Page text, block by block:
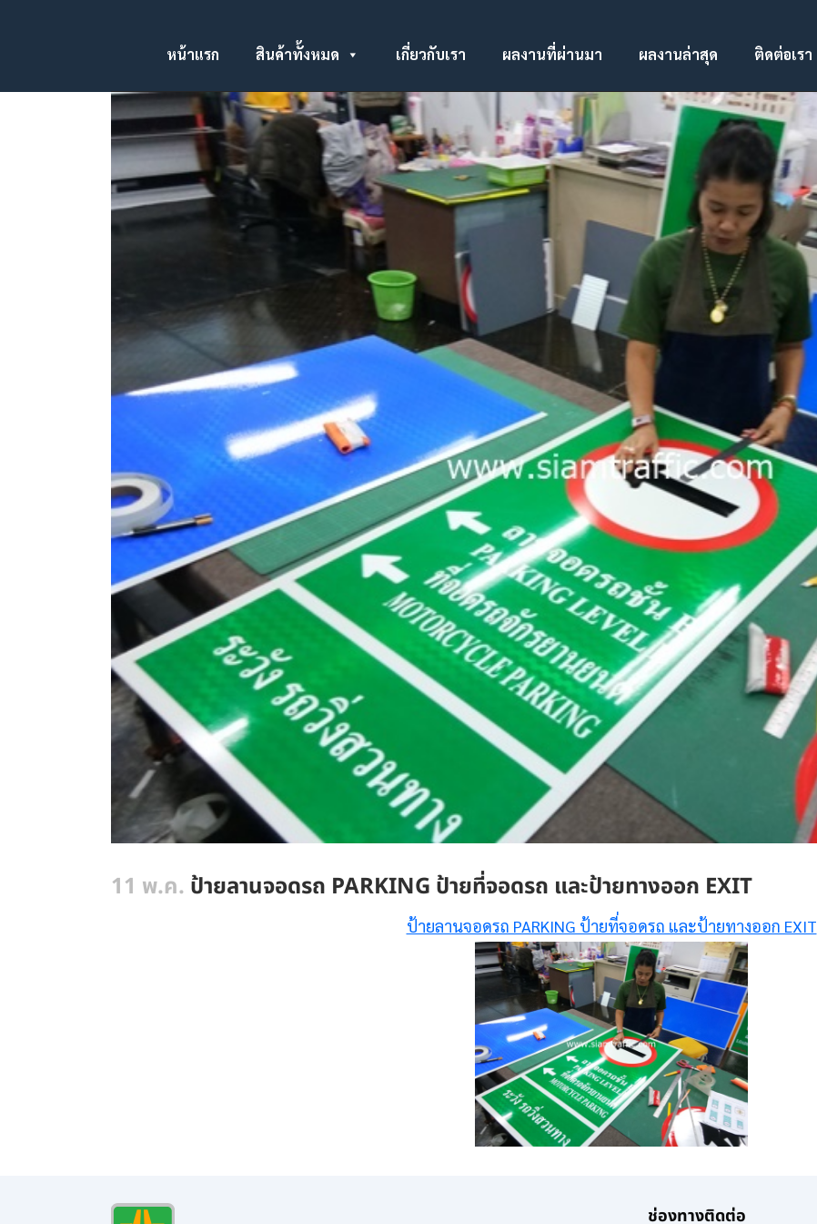
หน้าแรก สินค้าทั้งหมด เกี่ยวกับเรา ผลงานที่ผ่านมา ผลงานล่าสุด ติดต่อเรา
11 พ.ค. ป้ายลานจอดรถ PARKING ป้ายที่จอดรถ และป้ายทางออก EXIT
ป้ายลานจอดรถ PARKING ป้ายที่จอดรถ และป้ายทางออก EXIT
ช่องทางติดต่อ